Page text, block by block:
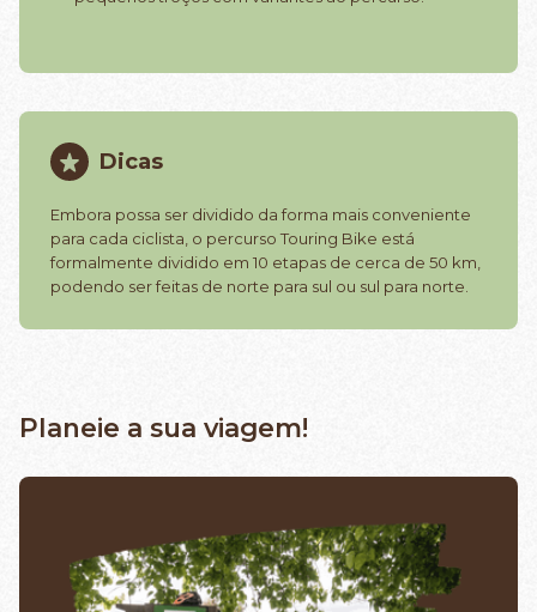
Dicas
Embora possa ser dividido da forma mais conveniente
para cada ciclista, o percurso Touring Bike está
formalmente dividido em 10 etapas de cerca de 50 km,
podendo ser feitas de norte para sul ou sul para norte.
Planeie a sua viagem!